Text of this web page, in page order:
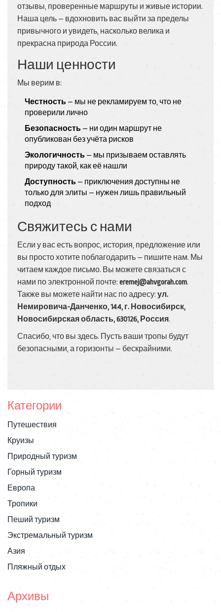
отзывы, проверенные маршруты и живые истории.
Наша цель — вдохновить вас выйти за пределы
привычного и увидеть, насколько велика и
прекрасна природа России.
Наши ценности
Мы верим в:
Честность — мы не рекламируем то, что не
проверили лично
Безопасность — ни один маршрут не
опубликован без учёта рисков
Экологичность — мы призываем оставлять
природу такой, как её нашли
Доступность — приключения доступны не
только для элиты — нужен лишь правильный
подход
Свяжитесь с нами
Если у вас есть вопрос, история, предложение или
вы просто хотите поблагодарить — пишите нам. Мы
читаем каждое письмо. Вы можете связаться с
нами по электронной почте: eremej@ahvgorah.com.
Также вы можете найти нас по адресу: ул.
Немировича-Данченко, 144, г. Новосибирск,
Новосибирская область, 630126, Россия.
Спасибо, что вы здесь. Пусть ваши тропы будут
безопасными, а горизонты — бескрайними.
Категории
Путешествия
Круизы
Природный туризм
Горный туризм
Европа
Тропики
Пеший туризм
Экстремальный туризм
Азия
Пляжный отдых
Архивы